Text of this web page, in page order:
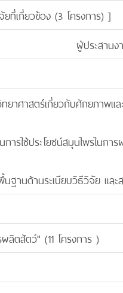
ยที่เกี่ยวข้อง (3 โครงการ) ]
ผู้ประสานง
ยาศาสตร์เกี่ยวกับศักยภาพแ
ารใช้ประโยชน์สมุนไพรในกา
ฐานด้านระเบียบวิธีวิจัย และ
ลิตสัตว์" (11 โครงการ )